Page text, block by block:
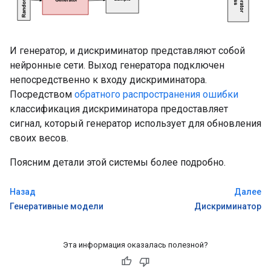
И генератор, и дискриминатор представляют собой
нейронные сети. Выход генератора подключен
непосредственно к входу дискриминатора.
Посредством обратного распространения ошибки
классификация дискриминатора предоставляет
сигнал, который генератор использует для обновления
своих весов.
Поясним детали этой системы более подробно.
Назад
Генеративные модели
Далее
Дискриминатор
Эта информация оказалась полезной?